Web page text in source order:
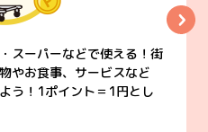
スーパーなどで使える！街
やお食事、サービスなど
う！1ポイント＝1円とし